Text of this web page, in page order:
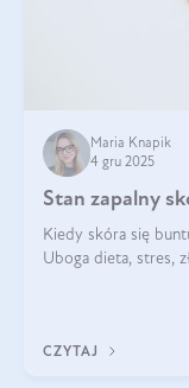
Maria Knapik
4 gru 2025
Stan zapalny
Kiedy skóra się
Uboga dieta, stres,
CZYTAJ